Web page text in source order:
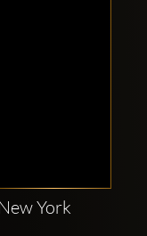
York